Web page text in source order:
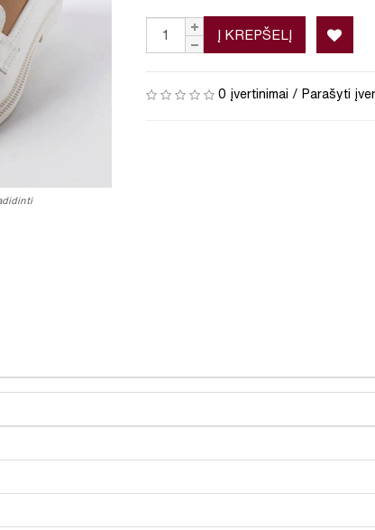
Į KREPŠELĮ
0 įvertinimai / Parašyti